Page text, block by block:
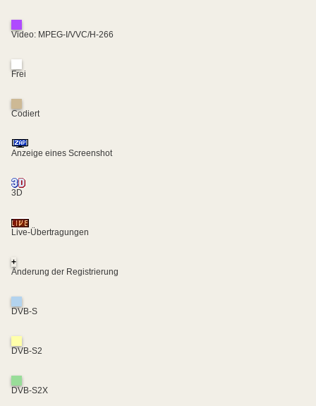
Video: MPEG-I/VVC/H-266
Frei
Codiert
Anzeige eines Screenshot
3D
Live-Übertragungen
+
Änderung der Registrierung
DVB-S
DVB-S2
DVB-S2X